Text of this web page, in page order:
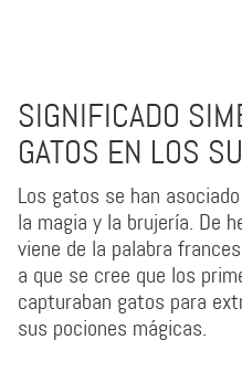
SIGNIFICADO
GATOS EN LOS
Los gatos se han
la magia y la brujería. De
viene de la palabra
a que se cree que los
capturaban gatos para
sus pociones mágicas.